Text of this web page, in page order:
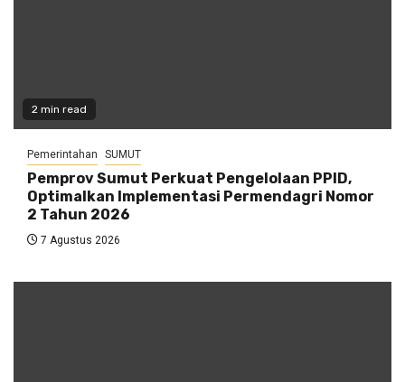
2 min read
Pemerintahan SUMUT
Pemprov Sumut Perkuat Pengelolaan PPID,
Optimalkan Implementasi Permendagri Nomor
2 Tahun 2026
7 Agustus 2026